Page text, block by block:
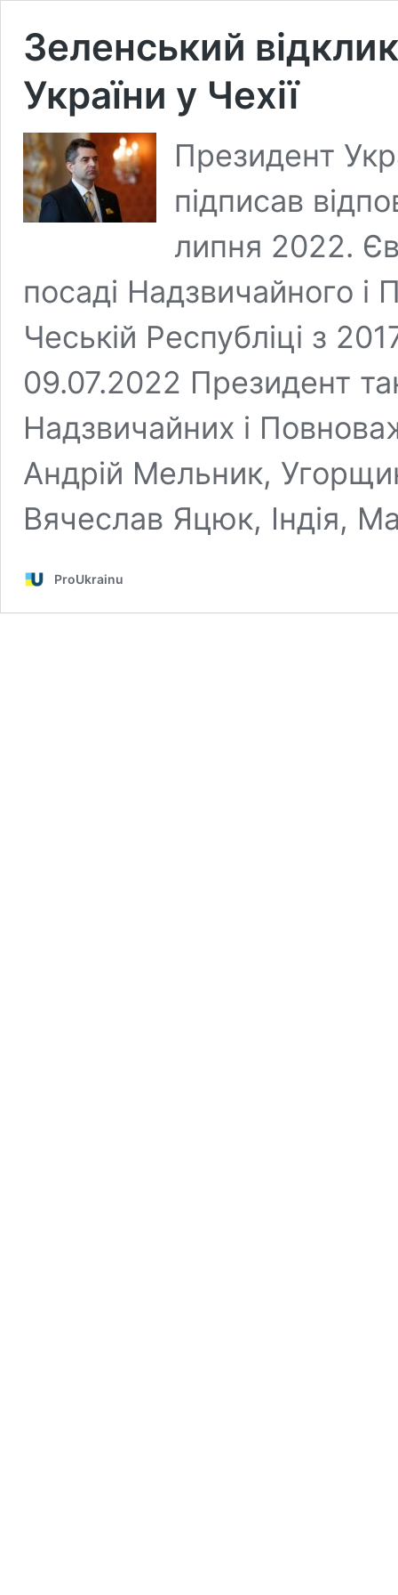
Зеленський
України у Чехії
Президент
підписав
липня 2022.
посаді Надзвичайного
Чеській Республіці з
09.07.2022 Президент
Надзвичайних і
Андрій Мельник,
Вячеслав Яцюк, Індія,
ProUkrainu